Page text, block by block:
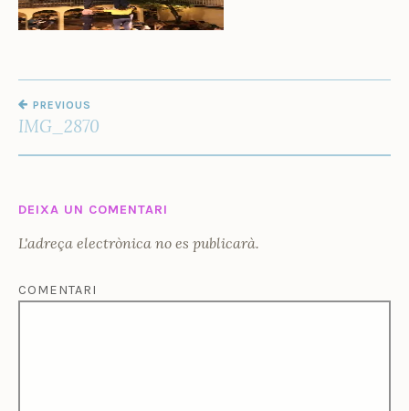
Z
NAVEGACIÓ
D'ENTRADES
PREVIOUS
IMG_2870
DEIXA UN COMENTARI
L'adreça electrònica no es publicarà.
COMENTARI